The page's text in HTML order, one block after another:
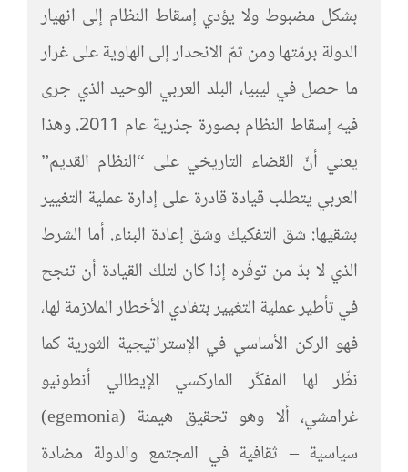
بشكل مضبوط ولا يؤدي إسقاط النظام إلى انهيار
الدولة برمّتها ومن ثمّ الانحدار إلى الهاوية على غرار
ما حصل في ليبيا، البلد العربي الوحيد الذي جرى
فيه إسقاط النظام بصورة جذرية عام 2011. وهذا
يعني أنّ القضاء التاريخي على “النظام القديم”
العربي يتطلب قيادة قادرة على إدارة عملية التغيير
بشقيها: شق التفكيك وشق إعادة البناء. أما الشرط
الذي لا بدّ من توفّره إذا كان لتلك القيادة أن تنجح
في تأطير عملية التغيير بتفادي الأخطار الملازمة لها،
فهو الركن الأساسي في الإستراتيجية الثورية كما
نظّر لها المفكّر الماركسي الإيطالي أنطونيو
غرامشي، ألا وهو تحقيق هيمنة (egemonia)
سياسية – ثقافية في المجتمع والدولة مضادة